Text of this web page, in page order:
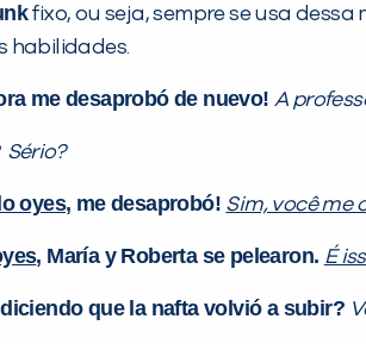
fixo, ou seja, sempre se usa
habilidades.
me desaprobó de nuevo! A
Sério?
oyes, me desaprobó! Sim, você me
, María y Roberta se pelearon. É
que la nafta volvió a subir?